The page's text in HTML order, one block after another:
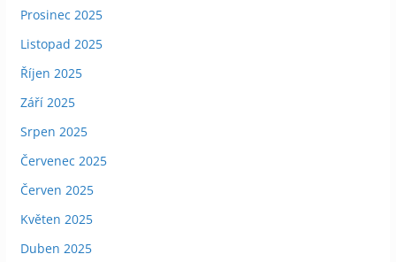
Prosinec 2025
Listopad 2025
Říjen 2025
Září 2025
Srpen 2025
Červenec 2025
Červen 2025
Květen 2025
Duben 2025